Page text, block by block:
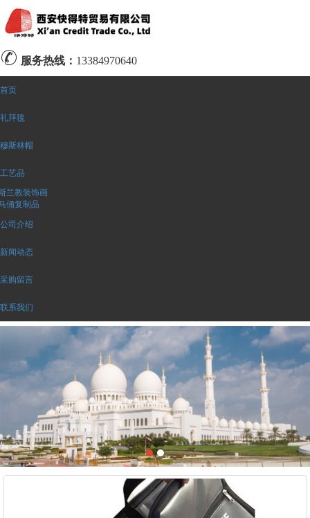
服务热线： 13384970640
首页
礼拜毯
穆斯林帽
工艺品
兰教装饰画
俑复制品
公司介绍
新闻动态
采购留言
联系我们